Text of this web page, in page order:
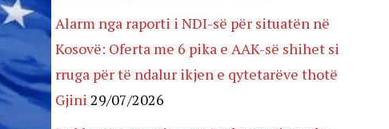
Alarm nga raporti i NDI-së për situatën në
Kosovë: Oferta me 6 pika e AAK-së shihet si
rruga për të ndalur ikjen e qytetarëve thotë
Gjini 29/07/2026